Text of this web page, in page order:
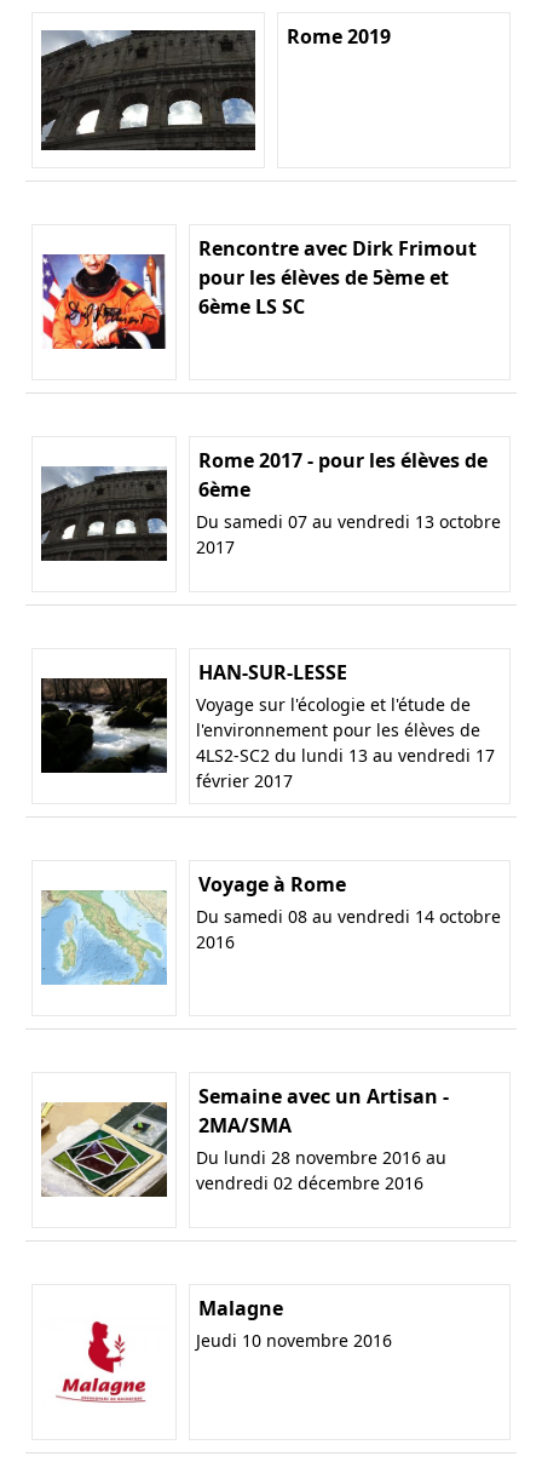
Rome 2019
Rencontre avec Dirk Frimout
pour les élèves de 5ème et
6ème LS SC
Rome 2017 - pour les élèves de
6ème
Du samedi 07 au vendredi 13 octobre
2017
HAN-SUR-LESSE
Voyage sur l'écologie et l'étude de
l'environnement pour les élèves de
4LS2-SC2 du lundi 13 au vendredi 17
février 2017
Voyage à Rome
Du samedi 08 au vendredi 14 octobre
2016
Semaine avec un Artisan -
2MA/SMA
Du lundi 28 novembre 2016 au
vendredi 02 décembre 2016
Malagne
Jeudi 10 novembre 2016